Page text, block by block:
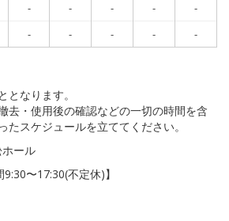
- - - -
-
- - - - -
となります。
去・使用後の確認などの一切の時間を含
たスケジュールを立ててください。
ール
9:30〜17:30(不定休)】